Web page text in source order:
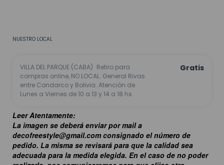
NUESTRO LOCAL
VILLA DEL PARQUE (CABA) Retiro para
compras online, NO LOCAL. General Rivas
entre Condarco y Bolivia. Atención de
Lunes a Viernes de 10 a 13 y 14 a 18 hs.
Gratis
Leer Atentamente:
La imagen se deberá enviar por mail a
decofreestyle@gmail.com consignado el número de
pedido. La misma se revisará para que la calidad sea
adecuada para la medida elegida. En el caso de no poder